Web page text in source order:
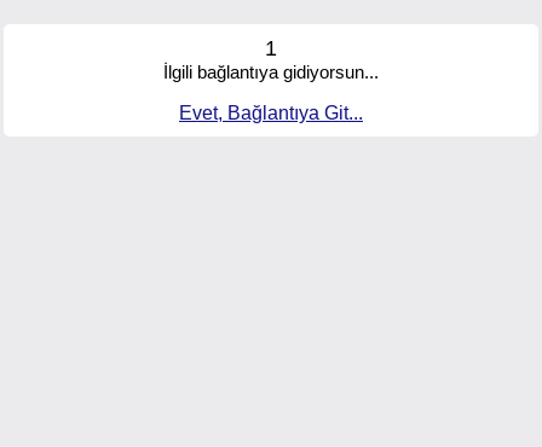
1
İlgili bağlantıya gidiyorsun...
Evet, Bağlantıya Git...